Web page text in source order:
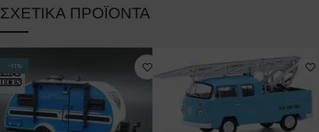
ΣΧΕΤΙΚΆ ΠΡΟΪΌΝΤΑ
-11%